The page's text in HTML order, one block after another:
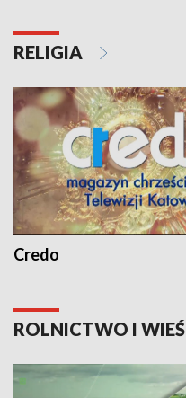
RELIGIA
Credo
ROLNICTWO I WIEŚ